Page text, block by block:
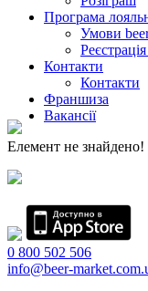
Програма
Умови
Контакти
Контакти
Франшиза
Вакансії
Елемент не знайдено!
0 800 502 506
info@beer-